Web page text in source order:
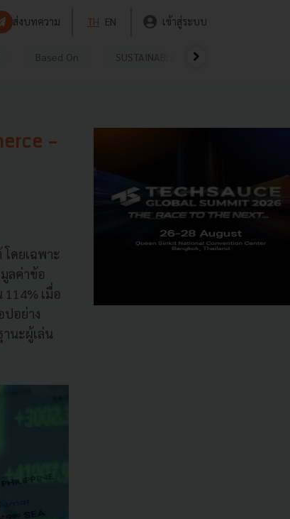
ส่งบทความ TH EN เข้าสู่ระบบ
Based On SUSTAINABLE
-
ดยเฉพาะ
ลค่าข้อ
เมื่อ
ปอย่าง
นะผู้เล่น